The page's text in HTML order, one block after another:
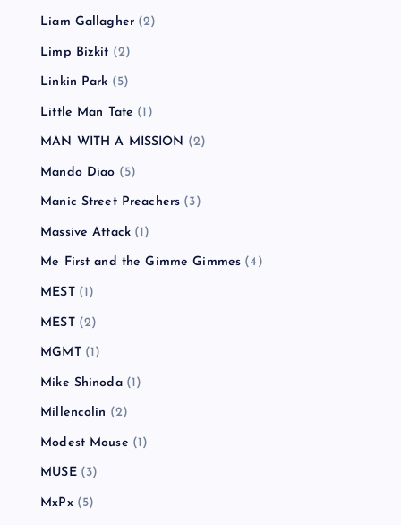
Liam Gallagher (2)
Limp Bizkit (2)
Linkin Park (5)
Little Man Tate (1)
MAN WITH A MISSION (2)
Mando Diao (5)
Manic Street Preachers (3)
Massive Attack (1)
Me First and the Gimme Gimmes (4)
MEST(1)
MEST(2)
MGMT(1)
Mike Shinoda(1)
Millencolin (2)
Modest Mouse (1)
MUSE(3)
MxPx(5)